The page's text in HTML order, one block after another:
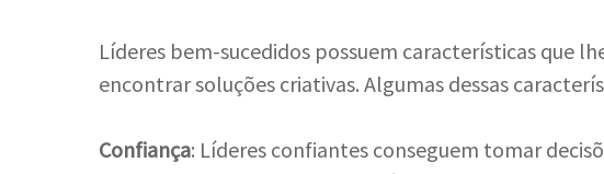
Líderes bem-sucedidos possuem características que
encontrar soluções criativas. Algumas dessas
Confiança: Líderes confiantes conseguem tomar